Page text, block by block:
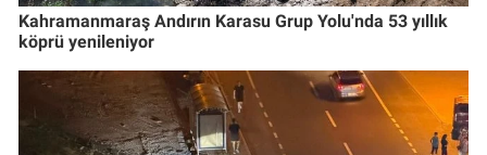
Kahramanmaraş Andırın Karasu Grup Yolu'nda 53 yıllık
köprü yenileniyor